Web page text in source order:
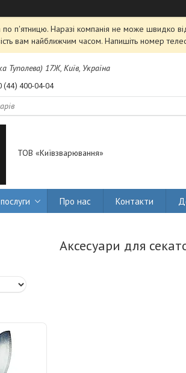
п'ятницю. Наразі компанія не може швидко
вам найближчим часом. Напишіть номер
Туполева) 17Ж, Київ, Україна
(44) 400-04-04
ТОВ «Київзварювання»
Про нас Контакти
Аксесуари для